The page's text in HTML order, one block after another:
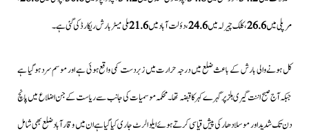
مرپلی میں26.6، کلک چیرلہ میں24.6، دؤلت آباد میں21.6ملی میٹر بارش ریکارڈ کی گئی ہے۔
کل ہونے والی بارش کے باعث ضلع میں درجہ حرارت میں زبردست کمی واقع ہوئی ہے اور موسم سرد ہوگیا ہے
جبکہ آج صبح اننت گیری ہلز پر گہرے کہر کا قبضہ تھا۔محکمہ موسمیات کی جانب سے ریاست کےجن اضلاع میں پانچ
دن تک شدید اور موسلادھار کی پیش قیاسی کرتے ہوئے ایلو الرٹ جاری کیا گیا ہے ان میں وقارآباد ضلع بھی شامل